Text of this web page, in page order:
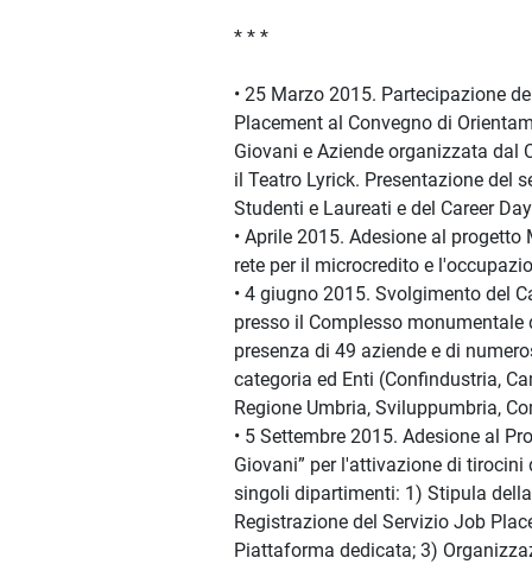
* * *
• 25 Marzo 2015. Partecipazione
Placement al Convegno di
Giovani e Aziende organizzata dal
il Teatro Lyrick. Presentazione del
Studenti e Laureati e del Career
• Aprile 2015. Adesione al progetto
rete per il microcredito e
• 4 giugno 2015. Svolgimento del
presso il Complesso monumentale
presenza di 49 aziende e di
categoria ed Enti (Confindustria,
Regione Umbria, Sviluppumbria,
• 5 Settembre 2015. Adesione al
Giovani” per l'attivazione di tirocini
singoli dipartimenti: 1) Stipula
Registrazione del Servizio Job
Piattaforma dedicata; 3)